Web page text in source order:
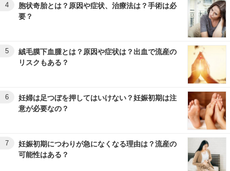
4
胞状奇胎とは？原因や症状、治療法は？手術は必
要？
5
絨毛膜下血腫とは？原因や症状は？出血で流産の
リスクもある？
6
妊婦は足つぼを押してはいけない？妊娠初期は注
意が必要なの？
7
妊娠初期につわりが急になくなる理由は？流産の
可能性はある？